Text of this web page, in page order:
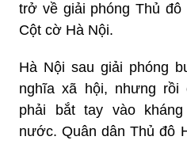
trở về giải phóng Thủ
Cột cờ Hà Nội.
Hà Nội sau giải phóng
nghĩa xã hội, nhưng rồi
phải bắt tay vào
nước. Quân dân Thủ đô